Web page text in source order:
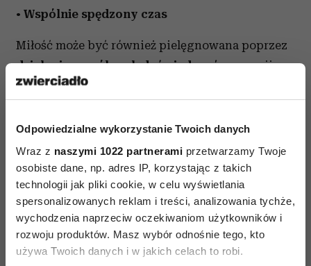
Odpowiedzialne wykorzystanie Twoich danych
Wraz z naszymi 1022 partnerami przetwarzamy Twoje
osobiste dane, np. adres IP, korzystając z takich
technologii jak pliki cookie, w celu wyświetlania
spersonalizowanych reklam i treści, analizowania tychże,
wychodzenia naprzeciw oczekiwaniom użytkowników i
rozwoju produktów. Masz wybór odnośnie tego, kto
używa Twoich danych i w jakich celach to robi.
• Wspólnie spędzony czas
Miłość może być również pielęgnowana poprzez
dzielenie wspólnych doświadczeń, np. pasji,
zajęć wykonywanych w wolnym czasie. Wspólne
poglądów na dany temat, nauka czegoś nowego,
np. języka, czy podróż, to pomysły na owocne
spędzenie czasu z partnerem. Taki rodzaj
bliskości tworzy wspólną nić wspomnień
i doświadczeń życiowych.
•Zdrowy egoizm